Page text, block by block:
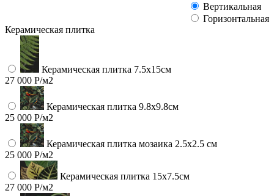
Вертикальная
Горизонтальная
Керамическая плитка
Керамическая плитка 7.5х15см
27 000 Р/м2
Керамическая плитка 9.8x9.8см
25 000 Р/м2
Керамическая плитка мозаика 2.5x2.5 см
25 000 Р/м2
Керамическая плитка 15х7.5см
27 000 Р/м2